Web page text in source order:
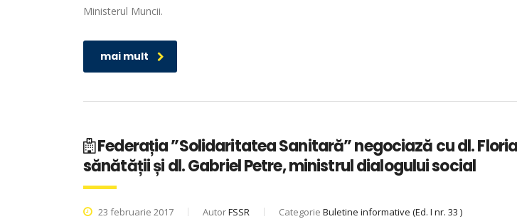
Ministerul Muncii.
mai mult
Federația ”Solidaritatea Sanitară” negociază cu dl.
sănătății și dl. Gabriel Petre, ministrul dialogului social
23 februarie 2017 AutorFSSR Categorie Buletine informative (Ed. I nr. 33 )